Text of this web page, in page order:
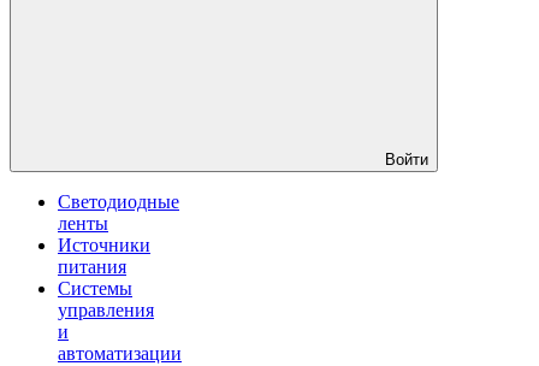
Войти
Светодиодные
ленты
Источники
питания
Системы
управления
и
автоматизации